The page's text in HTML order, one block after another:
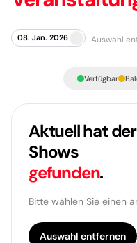
08. Jan. 2026 Auswahl
Verfügbar
Aktuell hat
Shows
gefunden.
Bitte wählen Sie einen
Auswahl entfernen